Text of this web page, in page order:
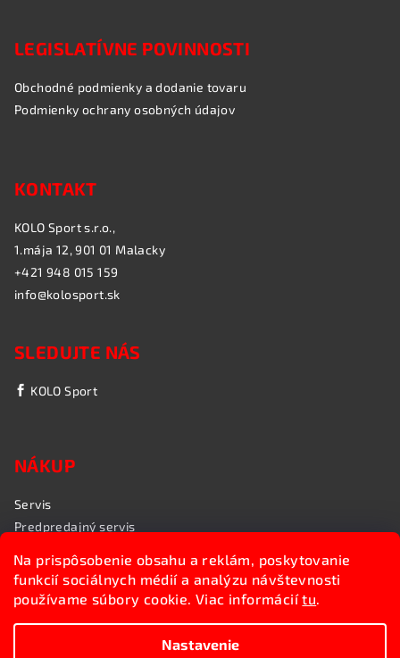
Na prispôsobenie obsahu a reklám, poskytovanie
funkcií sociálnych médií a analýzu návštevnosti
používame súbory cookie. Viac informáciítu.
Nastavenie
LEGISLATÍVNE POVINNOSTI
Obchodné podmienky a dodanie tovaru
Podmienky ochrany osobných údajov
KONTAKT
KOLO Sport s.r.o.,
1.mája 12, 901 01 Malacky
+421 948 015 159
info@kolosport.sk
SLEDUJTE NÁS
KOLO Sport
NÁKUP
Servis
Predpredajný servis
Rozvoz bicyklov
Poradenstvo